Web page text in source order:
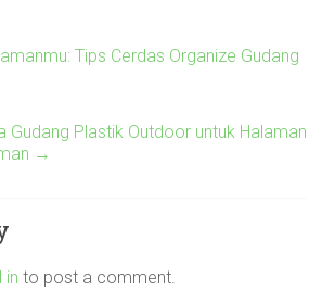
Tips Cerdas Organize Gudang
Gudang Plastik Outdoor untuk Halaman
→
in to post a comment.